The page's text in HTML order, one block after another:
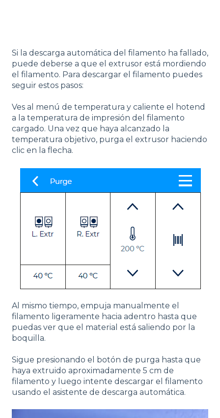
Si la descarga automática del filamento ha fallado,
puede deberse a que el extrusor está mordiendo
el filamento. Para descargar el filamento puedes
seguir estos pasos:
Ves al menú de temperatura y caliente el hotend
a la temperatura de impresión del filamento
cargado. Una vez que haya alcanzado la
temperatura objetivo, purga el extrusor haciendo
clic en la flecha.
Al mismo tiempo, empuja manualmente el
filamento ligeramente hacia adentro hasta que
puedas ver que el material está saliendo por la
boquilla.
Sigue presionando el botón de purga hasta que
haya extruido aproximadamente 5 cm de
filamento y luego intente descargar el filamento
usando el asistente de descarga automática.